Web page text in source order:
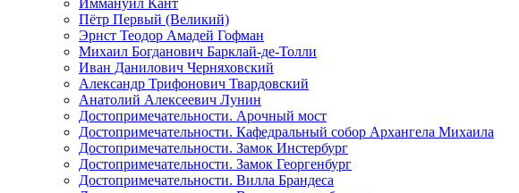
Иммануил Кант
Пётр Первый (Великий)
Эрнст Теодор Амадей Гофман
Михаил Богданович Барклай-де-Толли
Иван Данилович Черняховский
Александр Трифонович Твардовский
Анатолий Алексеевич Лунин
Достопримечательности. Арочный мост
Достопримечательности. Кафедральный собор Архангела Михаила
Достопримечательности. Замок Инстербург
Достопримечательности. Замок Георгенбург
Достопримечательности. Вилла Брандеса